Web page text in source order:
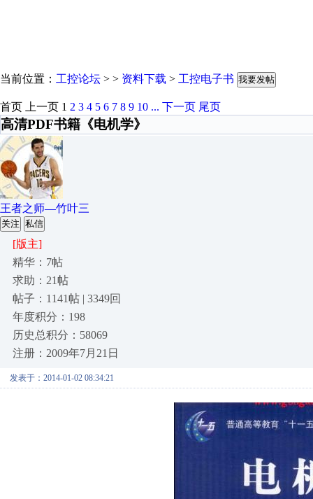
当前位置： 工控论坛 > > 资料下载 > 工控电子书 我要发帖
首页 上一页 1 2 3 4 5 6 7 8 9 10 ... 下一页 尾页
高清PDF书籍《电机学》
王者之师—竹叶三
关注 私信
[版主]
精华：7帖
求助：21帖
帖子：1141帖 | 3349回
年度积分：198
历史总积分：58069
注册：2009年7月21日
发表于：2014-01-02 08:34:21